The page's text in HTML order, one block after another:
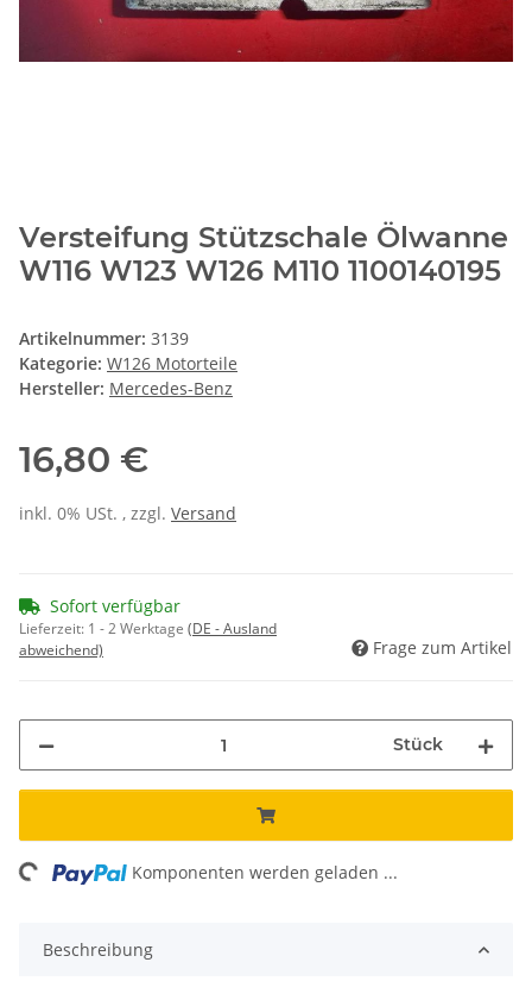
Versteifung Stützschale Ölwanne
W116 W123 W126 M110 1100140195
Artikelnummer: 3139
Kategorie: W126 Motorteile
Hersteller: Mercedes-Benz
16,80 €
inkl. 0% USt. , zzgl. Versand
Sofort verfügbar
Lieferzeit: 1 - 2 Werktage (DE - Ausland
abweichend)
Frage zum Artikel
Stück
Komponenten werden geladen ...
Beschreibung